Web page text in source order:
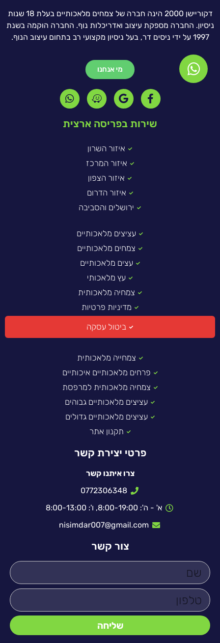
דקוריישן 2000 הינה חברה של צמחים מלאכותיים בעלת 18 שנות
ניסיון. החברה מספקת עיצוב ואדריכלות נוף. החברה הוקמה בשנת
1997 על ידי ניסים דר, בעל ניסיון מקצועי רב בתחום עיצוב הנוף.
מי אנחנו
שירות בפריסה ארצית
איזור השרון
איזור המרכז
איזור הצפון
איזור הדרום
ירושלים והסביבה
עציצים מלאכותיים
צמחים מלאכותיים
עצים מלאכותיים
עץ מלאכותי
צמחיה מלאכותית
מדיניות פרטיות
ביטול עסקה
צמחייה מלאכותית
פרחים מלאכותיים איכותיים
צמחיה מלאכותית למרפסת
עציצים מלאכותיים גבוהים
עציצים מלאכותיים גדולים
תקנון אתר
פרטי יצירת קשר
צרו איתנו קשר
0772306348
א' - ה': 8:00-19:00, ו': 8:00-13:00
nisimdar007@gmail.com
צור קשר
שליחה